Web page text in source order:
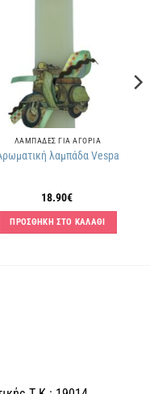
ΛΑΜΠΑΔΕΣ ΓΙΑ ΑΓΟΡΙΑ
λαμπάδα Vespa
18.90€
ΠΡΟΣΘΗΚΗ ΣΤΟ ΚΑΛΑΘΙ